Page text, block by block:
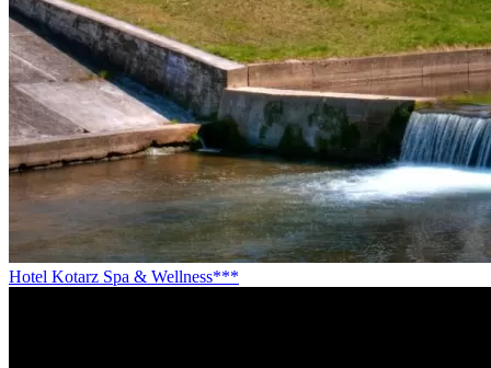
Hotel Kotarz Spa & Wellness***